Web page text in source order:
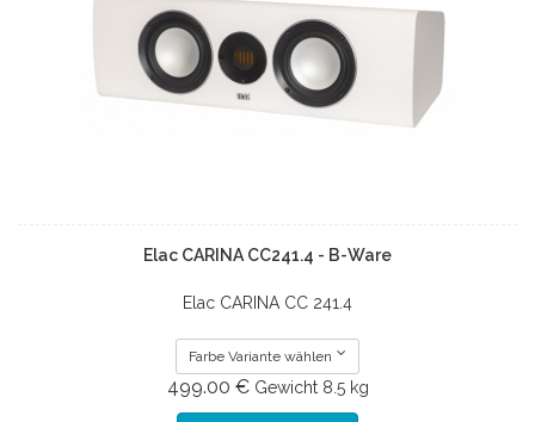
Elac CARINA CC241.4 - B-Ware
Elac CARINA CC 241.4
Farbe Variante wählen
499.00 € Gewicht 8.5 kg